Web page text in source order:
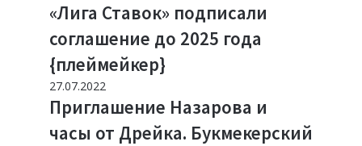
«Лига Ставок» подписали
соглашение до 2025 года
{плеймейкер}
27.07.2022
Приглашение Назарова и
часы от Дрейка. Букмекерский